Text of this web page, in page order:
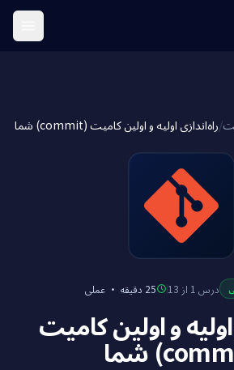
/راه‌اندازی اولیه و اولین کامیت (commit) شما
درس 1 از 13 25 دقیقه ·عملی
اولیه و اولین کامیت